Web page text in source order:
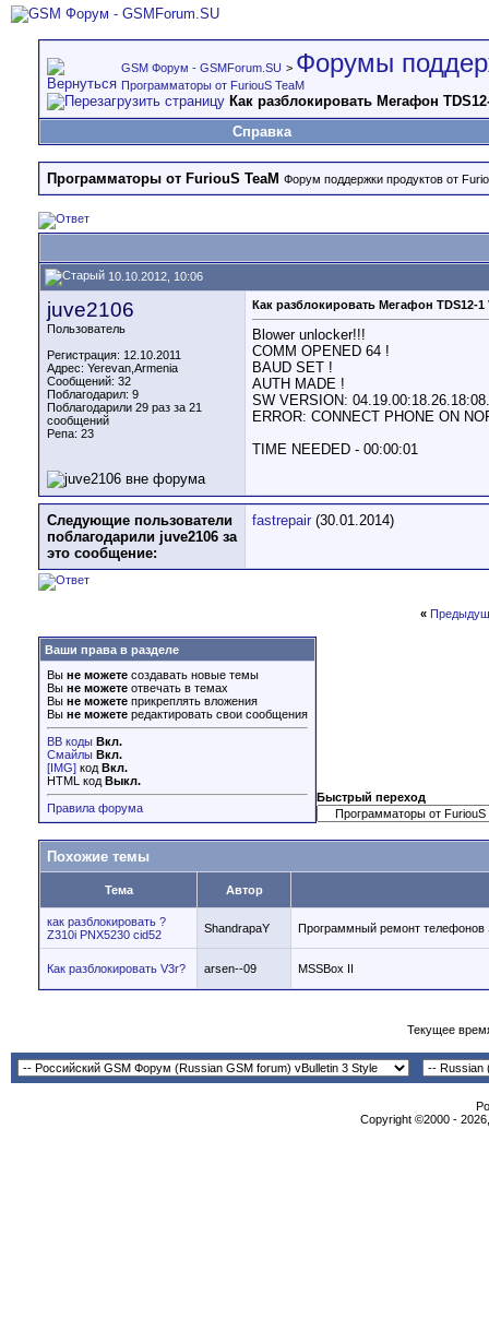
GSM Форум - GSMForum.SU > Форумы
Программаторы от FuriouS TeaM
Как разблокировать Мегафон
Справка
Программаторы от FuriouS TeaM Форум поддержки продуктов от
10.10.2012, 10:06
juve2106
Пользователь
Регистрация: 12.10.2011
Адрес: Yerevan,Armenia
Сообщений: 32
Поблагодарил: 9
Поблагодарили 29 раз за 21
сообщений
Репа: 23
Как разблокировать Мегафон TDS12-1
Blower unlocker!!!
COMM OPENED 64 !
BAUD SET !
AUTH MADE !
SW VERSION:
ERROR: CONNECT PHONE ON
TIME NEEDED - 00:00:01
Следующие пользователи
поблагодарили juve2106 за
это сообщение:
fastrepair (30.01.2014)
«
Ваши права в разделе
Вы не можете создавать новые темы
Вы не можете отвечать в темах
Вы не можете прикреплять вложения
Вы не можете редактировать свои сообщения
BB коды Вкл.
Смайлы Вкл.
[IMG] код Вкл.
HTML код Выкл.
Правила форума
Быстрый переход
Похожие темы
Тема Автор
как разблокировать ?
Z310i PNX5230 cid52
ShandrapaY Программный ремонт телефонов
Как разблокировать V3r? arsen--09 MSSBox II
Текущее
Copyright ©2000 -